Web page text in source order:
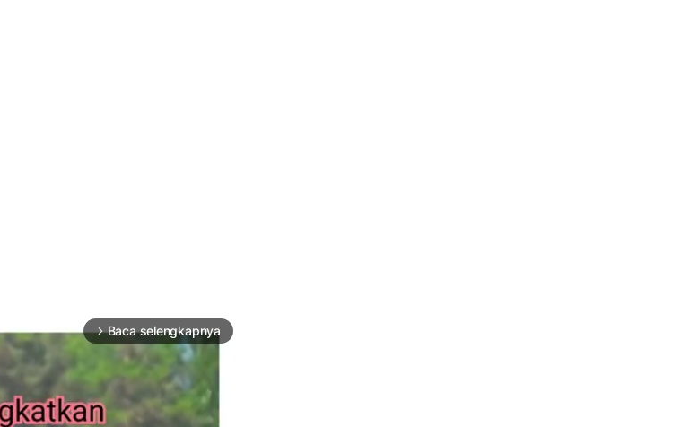
arrow_forward_ios Baca selengkapnya